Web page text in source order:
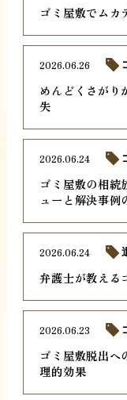
ゴミ屋敷でムカ
めんどくさがり
失
2026.06.26
ゴミ屋敷の相続
ューと解決事例
2026.06.24
弁護士が教える
2026.06.24
ゴミ屋敷脱出へ
理的効果
2026.06.23